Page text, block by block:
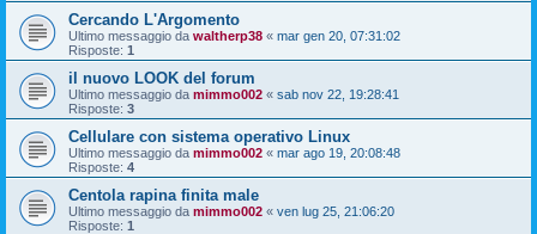
Cercando L'Argomento
Ultimo messaggio da waltherp38 « mar gen 20, 07:31:02
Risposte: 1
il nuovo LOOK del forum
Ultimo messaggio da mimmo002 « sab nov 22, 19:28:41
Risposte: 3
Cellulare con sistema operativo Linux
Ultimo messaggio da mimmo002 « mar ago 19, 20:08:48
Risposte: 4
Centola rapina finita male
Ultimo messaggio da mimmo002 « ven lug 25, 21:06:20
Risposte: 1